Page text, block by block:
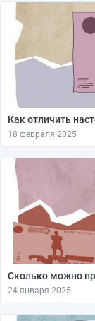
Как отличить
18 февраля 2025
Сколько можно
24 января 2025